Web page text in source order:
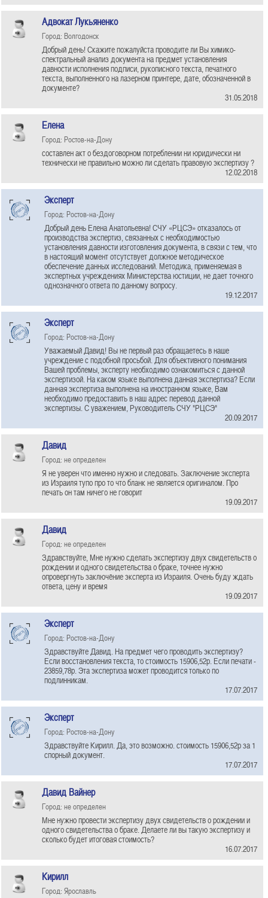
Адвокат Лукьяненко
Город: Волгодонск
Добрый день! Скажите пожалуйста проводите ли Вы химико-
спектральный анализ документа на предмет установления
давности исполнения подписи, рукописного текста, печатного
текста, выполненного на лазерном принтере, дате, обозначенной в
документе?
31.05.2018
Елена
Город: Ростов-на-Дону
составлен акт о бездоговорном потреблении ни юридически ни
технически не правильно можно ли сделать правовую экспертизу ?
12.02.2018
Эксперт
Город: Ростов-на-Дону
Добрый день Елена Анатольевна! СЧУ «РЦСЭ» отказалось от
производства экспертиз, связанных с необходимостью
установления давности изготовления документа, в связи с тем, что
в настоящий момент отсутствует должное методическое
обеспечение данных исследований. Методика, применяемая в
экспертных учреждениях Министерства юстиции, не дает точного
однозначного ответа по данному вопросу.
19.12.2017
Эксперт
Город: Ростов-на-Дону
Уважаемый Давид! Вы не первый раз обращаетесь в наше
учреждение с подобной просьбой. Для объективного понимания
Вашей проблемы, эксперту необходимо ознакомиться с данной
экспертизой. На каком языке выполнена данная экспертиза? Если
данная экспертиза выполнена на иностранном языке, Вам
необходимо предоставить в наш адрес перевод данной
экспертизы. С уважением, Руководитель СЧУ "РЦСЭ"
20.09.2017
Давид
Город: не определен
Я не уверен что именно нужно и следовать. Заключение эксперта
из Израиля тупо про то что бланк не является оригиналом. Про
печать он там ничего не говорит
19.09.2017
Давид
Город: не определен
Здравствуйте, Мне нужно сделать экспертизу двух свидетельств о
рождении и одного свидетельства о браке, точнее нужно
опровергнуть заключёние эксперта из Израиля. Очень буду ждать
ответа, цену и время
19.09.2017
Эксперт
Город: Ростов-на-Дону
Здравствуйте Давид. На предмет чего проводить экспертизу?
Если восстановления текста, то стоимость 15906,52р. Если печати -
23859,78р. Эта экспертиза может проводится только по
подлинникам.
17.07.2017
Эксперт
Город: Ростов-на-Дону
Здравствуйте Кирилл. Да, это возможно. стоимость 15906,52р за 1
спорный документ.
17.07.2017
Давид Вайнер
Город: не определен
Мне нужно провести экспертизу двух свидетельств о рождении и
одного свидетельства о браке. Делаете ли вы такую экспертизу и
сколько будет итоговая стоимость?
16.07.2017
Кирилл
Город: Ярославль